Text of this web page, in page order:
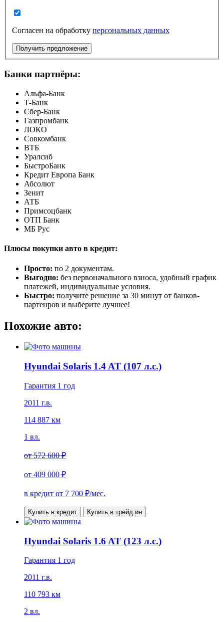
Согласен на обработку персональных данных
Получить предложение
Банки партнёры:
Альфа-Банк
Т-Банк
Сбер-Банк
Газпромбанк
ЛОКО
Совкомбанк
ВТБ
Уралсиб
БыстроБанк
Кредит Европа Банк
Абсолют
Зенит
АТБ
Примсоцбанк
ОТП Банк
МБ Рус
Плюсы покупки авто в кредит:
Просто: по 2 документам.
Выгодно: без первоначального взноса, удобный график
платежей, индивидуальные условия.
Быстро: получите решение за 30 минут от банков-
партенров и выберите лучшее!
Похожие авто:
Hyundai Solaris 1.4 AT (107 л.с.)
Гарантия 1 год
2011 г.в.
114 887 км
1 вл.
от572 600 ₽
от 409 000 ₽
в кредит от 7 700 ₽/мес.
Купить в кредит Купить в трейд ин
Hyundai Solaris 1.6 AT (123 л.с.)
Гарантия 1 год
2011 г.в.
110 793 км
2 вл.